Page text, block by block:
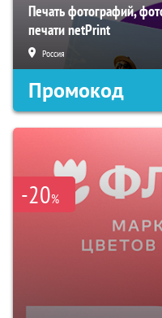
Печать фотографий,
печати netPrint
Россия
Промокод
-20%